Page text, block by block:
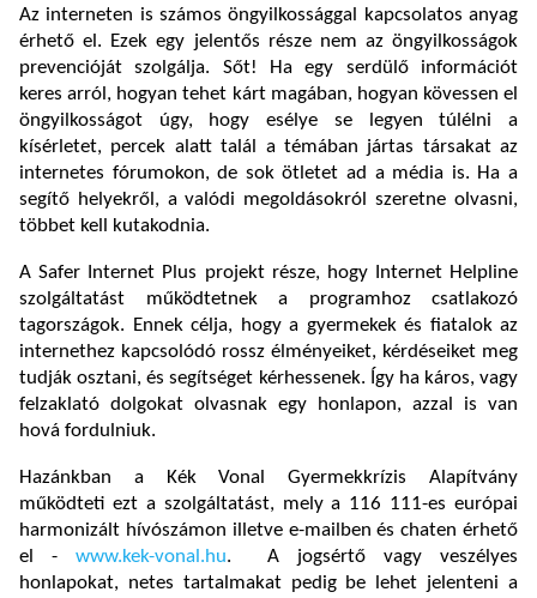
Az interneten is számos öngyilkossággal kapcsolatos anyag
érhető el. Ezek egy jelentős része nem az öngyilkosságok
prevencióját szolgálja. Sőt! Ha egy serdülő információt
keres arról, hogyan tehet kárt magában, hogyan kövessen el
öngyilkosságot úgy, hogy esélye se legyen túlélni a
kísérletet, percek alatt talál a témában jártas társakat az
internetes fórumokon, de sok ötletet ad a média is. Ha a
segítő helyekről, a valódi megoldásokról szeretne olvasni,
többet kell kutakodnia.
A Safer Internet Plus projekt része, hogy Internet Helpline
szolgáltatást működtetnek a programhoz csatlakozó
tagországok. Ennek célja, hogy a gyermekek és fiatalok az
internethez kapcsolódó rossz élményeiket, kérdéseiket meg
tudják osztani, és segítséget kérhessenek. Így ha káros, vagy
felzaklató dolgokat olvasnak egy honlapon, azzal is van
hová fordulniuk.
Hazánkban a Kék Vonal Gyermekkrízis Alapítvány
működteti ezt a szolgáltatást, mely a 116 111-es európai
harmonizált hívószámon illetve e-mailben és chaten érhető
el - www.kek-vonal.hu. A jogsértő vagy veszélyes
honlapokat, netes tartalmakat pedig be lehet jelenteni a